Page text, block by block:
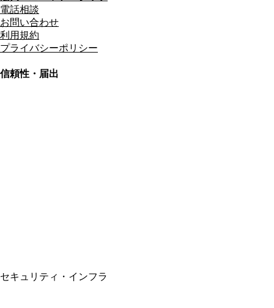
電話相談
お問い合わせ
利用規約
プライバシーポリシー
信頼性・届出
セキュリティ・インフラ